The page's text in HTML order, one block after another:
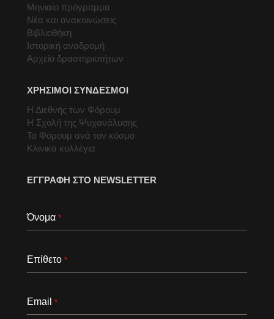
Μηνιαίο πρόγραμμα
Νέα και ανακοινώσεις
Βιβλιοθήκη
Ιστορική αναδρομή
Αρχείο δραστηριοτήτων
ΧΡΗΣΙΜΟΙ ΣΥΝΔΕΣΜΟΙ
Η Διεθνής των Φόρουμ
Η Σχολή της Ψυχανάλυσης
Τα Φόρουμ ανά τον κόσμο
Κλινικά κολλέγια
ΕΓΓΡΑΦΗ ΣΤΟ NEWSLETTER
Όνομα *
Επίθετο *
Email *